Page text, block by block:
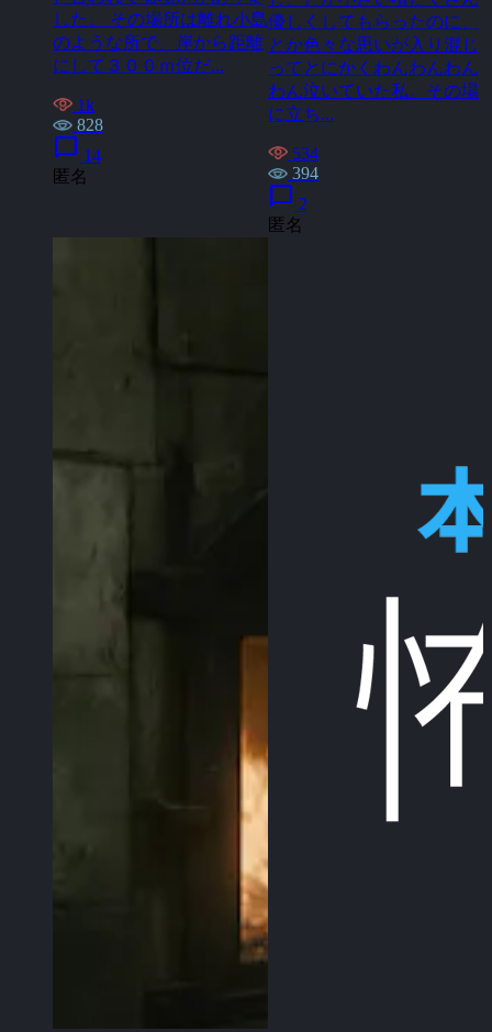
した。 その場所は離れ小島
のような所で、岸から距離
にして３００ｍ位だ...
1k
828
chat_bubble 14
匿名
優しくしてもらったのに、
とか色々な思いが入り混じ
ってとにかくわんわんわん
わん泣いていた私。その場
に立ち...
534
394
chat_bubble 2
匿名